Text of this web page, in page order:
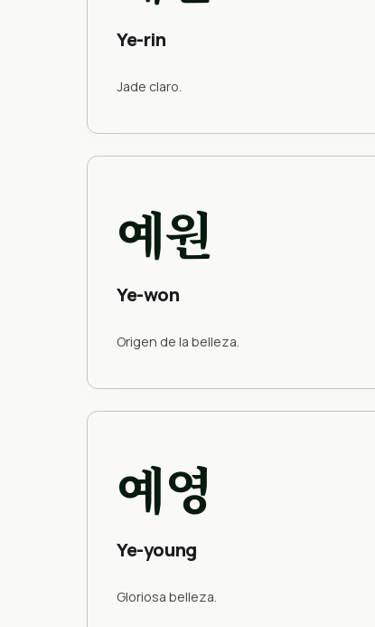
Ye-rin
Jade claro.
예원
Ye-won
Origen de la belleza.
예영
Ye-young
Gloriosa belleza.